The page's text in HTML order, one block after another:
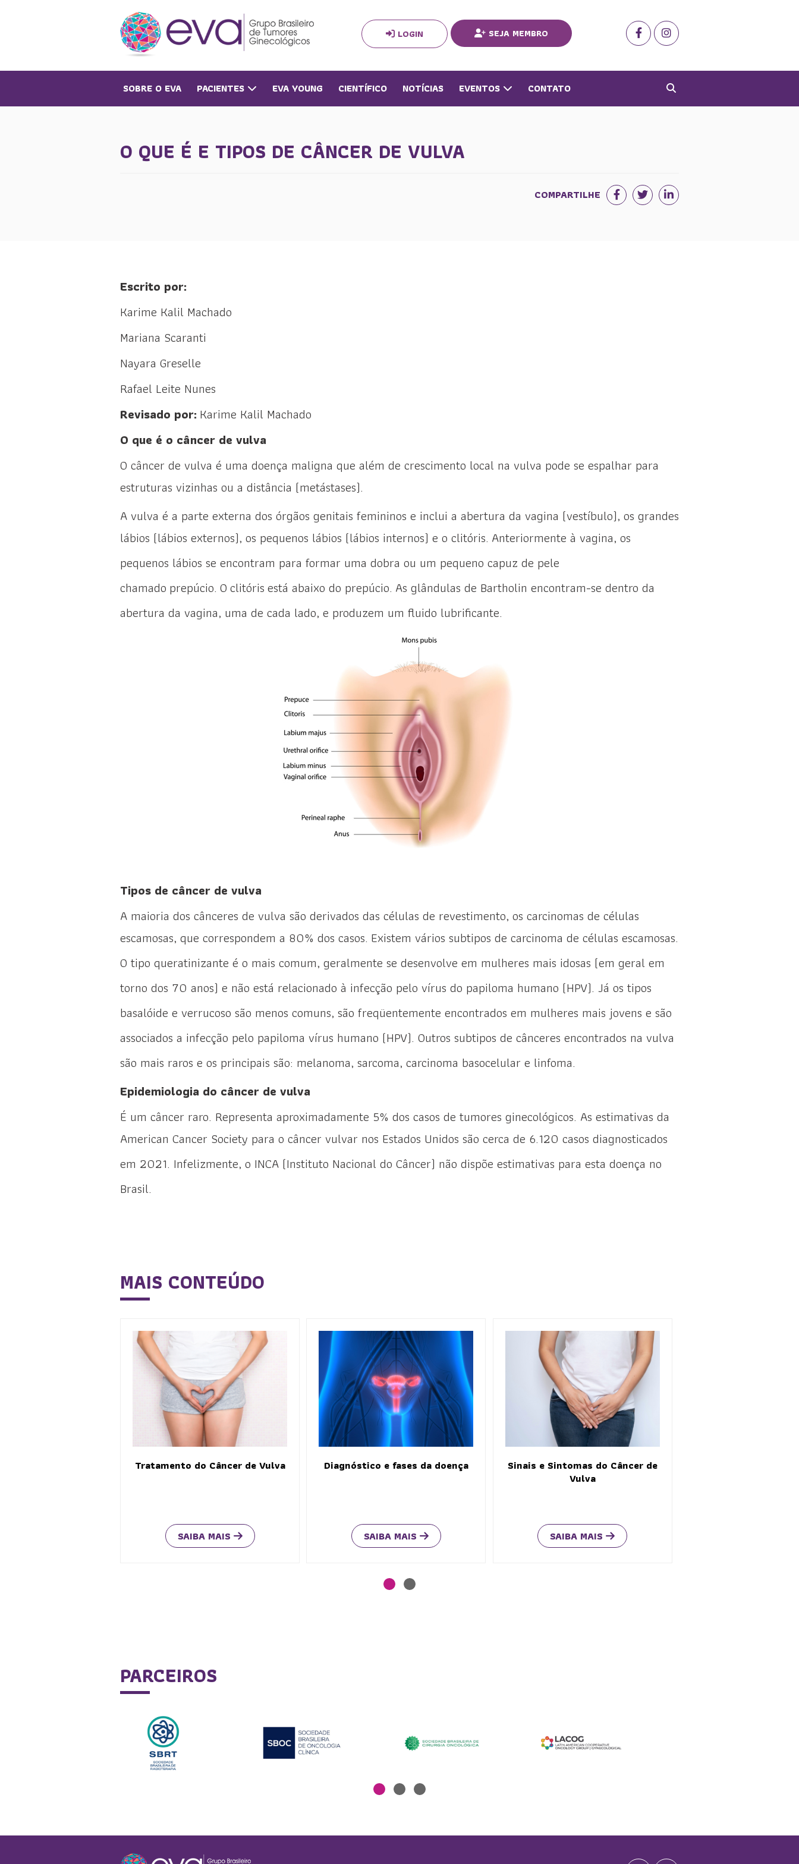
LOGIN SEJA MEMBRO
SOBRE O EVA PACIENTES EVA YOUNG CIENTÍFICO NOTÍCIAS EVENTOS CONTATO
O QUE É E TIPOS DE CÂNCER DE VULVA
COMPARTILHE
Escrito por:
Karime Kalil Machado
Mariana Scaranti
Nayara Greselle
Rafael Leite Nunes
Revisado por: Karime Kalil Machado
O que é o câncer de vulva
O câncer de vulva é uma doença maligna que além de crescimento local na vulva pode se espalhar para
estruturas vizinhas ou a distância (metástases).
A vulva é a parte externa dos órgãos genitais femininos e inclui a abertura da vagina (vestíbulo), os grandes
lábios (lábios externos), os pequenos lábios (lábios internos) e o clitóris. Anteriormente à vagina, os
pequenos lábios se encontram para formar uma dobra ou um pequeno capuz de pele
chamado prepúcio. O clitóris está abaixo do prepúcio. As glândulas de Bartholin encontram-se dentro da
abertura da vagina, uma de cada lado, e produzem um fluido lubrificante.
Tipos de câncer de vulva
A maioria dos cânceres de vulva são derivados das células de revestimento, os carcinomas de células
escamosas, que correspondem a 80% dos casos. Existem vários subtipos de carcinoma de células escamosas.
O tipo queratinizante é o mais comum, geralmente se desenvolve em mulheres mais idosas (em geral em
torno dos 70 anos) e não está relacionado à infecção pelo vírus do papiloma humano (HPV). Já os tipos
basalóide e verrucoso são menos comuns, são freqüentemente encontrados em mulheres mais jovens e são
associados a infecção pelo papiloma vírus humano (HPV). Outros subtipos de cânceres encontrados na vulva
são mais raros e os principais são: melanoma, sarcoma, carcinoma basocelular e linfoma.
Epidemiologia do câncer de vulva
É um câncer raro. Representa aproximadamente 5% dos casos de tumores ginecológicos. As estimativas da
American Cancer Society para o câncer vulvar nos Estados Unidos são cerca de 6.120 casos diagnosticados
em 2021. Infelizmente, o INCA (Instituto Nacional do Câncer) não dispõe estimativas para esta doença no
Brasil.
MAIS CONTEÚDO
Tratamento do Câncer de Vulva
SAIBA MAIS
Diagnóstico e fases da doença
SAIBA MAIS
Sinais e Sintomas do Câncer de
Vulva
SAIBA MAIS
PARCEIROS